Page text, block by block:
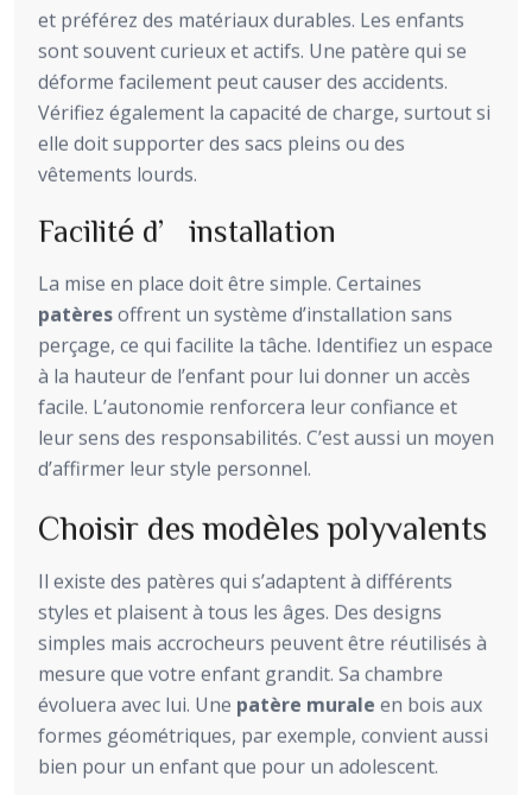
et préférez des matériaux durables. Les enfants
sont souvent curieux et actifs. Une patère qui se
déforme facilement peut causer des accidents.
Vérifiez également la capacité de charge, surtout si
elle doit supporter des sacs pleins ou des
vêtements lourds.
Facilité d’installation
La mise en place doit être simple. Certaines
patèresoffrent un système d’installation sans
perçage, ce qui facilite la tâche. Identifiez un espace
à la hauteur de l’enfant pour lui donner un accès
facile. L’autonomie renforcera leur confiance et
leur sens des responsabilités. C’est aussi un moyen
d’affirmer leur style personnel.
Choisir des modèles polyvalents
Il existe des patères qui s’adaptent à différents
styles et plaisent à tous les âges. Des designs
simples mais accrocheurs peuvent être réutilisés à
mesure que votre enfant grandit. Sa chambre
évoluera avec lui. Une patère murale en bois aux
formes géométriques, par exemple, convient aussi
bien pour un enfant que pour un adolescent.